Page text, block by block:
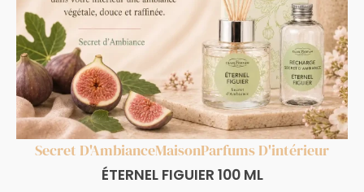
Secret D'AmbianceMaisonParfums D'intérieur
ÉTERNEL FIGUIER 100 ML